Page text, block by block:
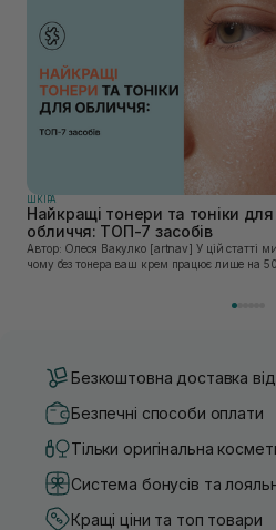
ШКIРА
Найкращі тонери та тоніки для
обличчя: ТОП-7 засобів
Автор: Олеся Вакулко [artnav] У цій статті ми пояснимо,
чому без тонера ваш крем працює лише на
Безкоштовна доставка
Безпечні способи оплати
Тільки оригінальна
Система бонусів та
Кращі ціни та топ товари